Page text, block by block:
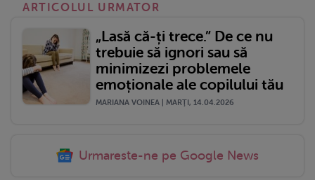
ARTICOLUL URMATOR
„Lasă că-ți trece.” De ce nu
trebuie să ignori sau să
minimizezi problemele
emoționale ale copilului tău
MARIANA VOINEA | MARŢI, 14.04.2026
Urmareste-ne pe Google News